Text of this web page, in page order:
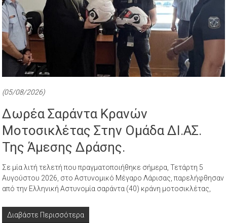
(05/08/2026)
Δωρέα Σαράντα Κρανών
Μοτοσικλέτας Στην Ομάδα ΔΙ.ΑΣ.
Της Άμεσης Δράσης.
Σε μία λιτή τελετή που πραγματοποιήθηκε σήμερα, Τετάρτη 5
Αυγούστου 2026, στο Αστυνομικό Μέγαρο Λάρισας, παρελήφθησαν
από την Ελληνική Αστυνομία σαράντα (40) κράνη μοτοσικλέτας,
Διαβάστε Περισσότερα